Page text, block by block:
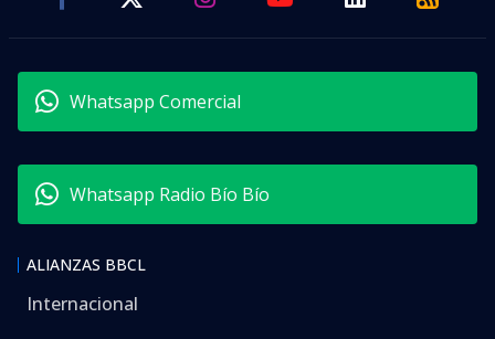
Whatsapp Comercial
Whatsapp Radio Bío Bío
ALIANZAS BBCL
Internacional